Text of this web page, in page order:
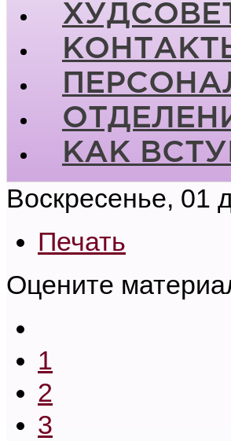
КАК
Воскресенье, 01
Печать
Оцените
1
2
3